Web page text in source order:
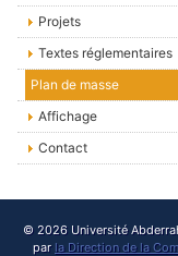
Projets
Textes réglementaires
Plan de masse
Affichage
Contact
© 2026 Université
par la Direction de la